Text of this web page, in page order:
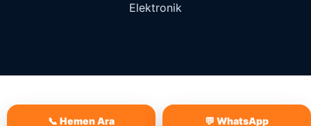
Elektronik
📞 Hemen Ara 💬 WhatsApp